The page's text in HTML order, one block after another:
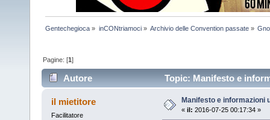
Gentechegioca » inCONtriamoci» Archivio delle Convention passate»
Pagine: [1]
Autore Topic: Manifesto e
il mietitore
Facilitatore
Manifesto e informazioni
« il: 2016-07-25 00:17:34 »